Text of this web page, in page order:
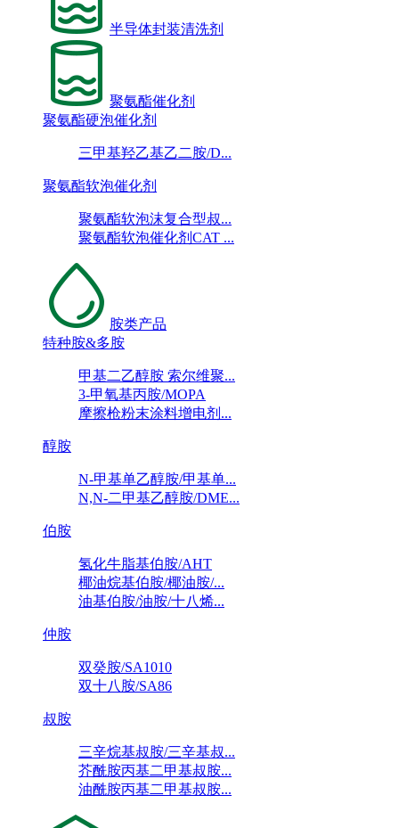
半导体封装清洗剂
聚氨酯催化剂
聚氨酯硬泡催化剂
三甲基羟乙基乙二胺/D...
聚氨酯软泡催化剂
聚氨酯软泡沫复合型叔...
聚氨酯软泡催化剂CAT ...
胺类产品
特种胺&多胺
甲基二乙醇胺 索尔维聚...
3-甲氧基丙胺/MOPA
摩擦枪粉末涂料增电剂...
醇胺
N-甲基单乙醇胺/甲基单...
N,N-二甲基乙醇胺/DME...
伯胺
氢化牛脂基伯胺/AHT
椰油烷基伯胺/椰油胺/...
油基伯胺/油胺/十八烯...
仲胺
双癸胺/SA1010
双十八胺/SA86
叔胺
三辛烷基叔胺/三辛基叔...
芥酰胺丙基二甲基叔胺...
油酰胺丙基二甲基叔胺...